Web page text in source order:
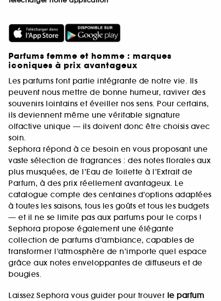
Parfums femme et homme : marques
iconiques à prix avantageux
Les parfums font partie intégrante de notre vie. Ils
peuvent nous mettre de bonne humeur, raviver des
souvenirs lointains et éveiller nos sens. Pour certains,
ils deviennent même une véritable signature
olfactive unique — ils doivent donc être choisis avec
soin.
Sephora répond à ce besoin en vous proposant une
vaste sélection de fragrances : des notes florales aux
plus musquées, de l’Eau de Toilette à l’Extrait de
Parfum, à des prix réellement avantageux. Le
catalogue compte des centaines d’options adaptées
à toutes les saisons, tous les goûts et tous les budgets
— et il ne se limite pas aux parfums pour le corps !
Sephora propose également une élégante
collection de parfums d’ambiance, capables de
transformer l’atmosphère de n’importe quel espace
grâce aux notes enveloppantes de diffuseurs et de
bougies.
Laissez Sephora vous guider pour trouver le parfum